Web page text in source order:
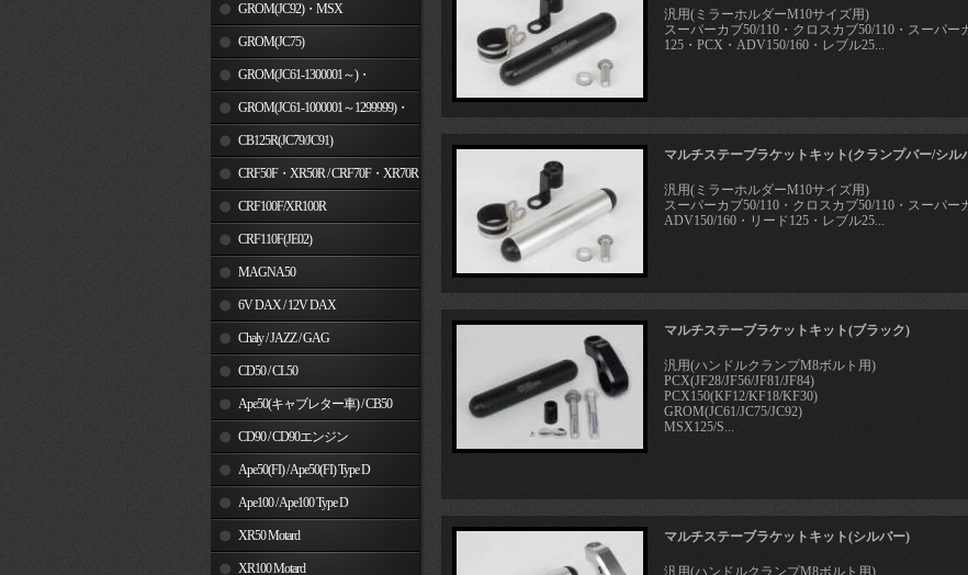
GROM(JC92)・MSX
GROM(MLHJC92)
GROM(JC75)
GROM(JC61-1300001～)・
MSX125SF
GROM(JC61-1000001～1299999)・
MSX125CB125R(JC79/JC91)
CRF50F・XR50R / CRF70F・XR70R
CRF100F/XR100R
CRF110F(JE02)
MAGNA50
6V DAX / 12V DAX
Chaly / JAZZ / GAG
CD50 / CL50
Ape50(キャブレター車) / CB50
CD90 / CD90エンジン
Ape50(FI) / Ape50(FI) Type D
Ape100 / Ape100 Type D
XR50 Motard
XR100 Motard
汎用(ミラーホルダーM10サイズ用)
スーパーカブ50/110・クロスカブ50/110・スーパ
125・PCX・ADV150/160・レブル25...
マルチステーブラケットキット(クランプバー/シル
汎用(ミラーホルダーM10サイズ用)
スーパーカブ50/110・クロスカブ50/110・スーパ
ADV150/160・リード125・レブル25...
マルチステーブラケットキット(ブラック)
汎用(ハンドルクランプM8ボルト用)
PCX(JF28/JF56/JF81/JF84)
PCX150(KF12/KF18/KF30)
GROM(JC61/JC75/JC92)
MSX125/S...
マルチステーブラケットキット(シルバー)
汎用(ハンドルクランプM8ボルト用)